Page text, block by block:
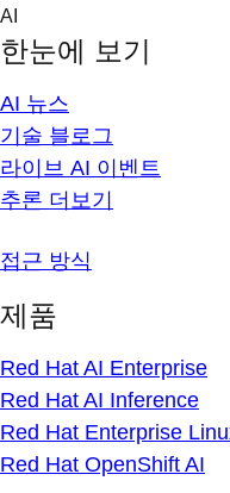
Skip
content
AI
한눈에 보기
AI 뉴스
기술 블로그
라이브 AI 이벤트
추론 더보기
접근 방식
제품
Red Hat AI Enterprise
Red Hat AI Inference
Red Hat Enterprise
Red Hat OpenShift AI